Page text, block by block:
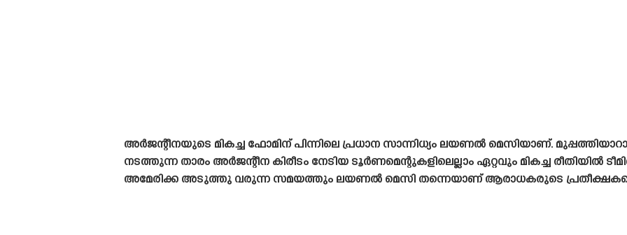
അർജന്റീനയുടെ മികച്ച ഫോമിന് പിന്നിലെ പ്രധാന സാന്നിധ്യം ലയണൽ മെസിയാണ്.
നടത്തുന്ന താരം അർജന്റീന കിരീടം നേടിയ ടൂർണമെന്റുകളിലെല്ലാം ഏറ്റവും മികച്ച രീതിയിൽ
അമേരിക്ക അടുത്തു വരുന്ന സമയത്തും ലയണൽ മെസി തന്നെയാണ് ആരാധകരുടെ